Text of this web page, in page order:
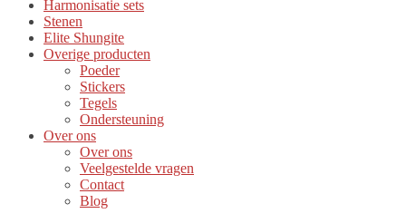
Harmonisatie sets
Stenen
Elite Shungite
Overige producten
Poeder
Stickers
Tegels
Ondersteuning
Over ons
Over ons
Veelgestelde vragen
Contact
Blog